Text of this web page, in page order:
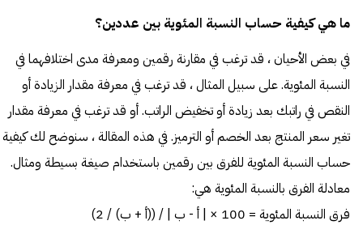
ما هي كيفية حساب النسبة المئوية بين عددين؟
في بعض الأحيان ، قد ترغب في مقارنة رقمين ومعرفة مدى اختلافهما في
النسبة المئوية. على سبيل المثال ، قد ترغب في معرفة مقدار الزيادة أو
النقص في راتبك بعد زيادة أو تخفيض الراتب. أو قد ترغب في معرفة مقدار
تغير سعر المنتج بعد الخصم أو الترميز. في هذه المقالة ، سنوضح لك كيفية
حساب النسبة المئوية للفرق بين رقمين باستخدام صيغة بسيطة ومثال.
معادلة الفرق بالنسبة المئوية هي:
فرق النسبة المئوية = 100 × | أ - ب | / ((أ + ب) / 2)